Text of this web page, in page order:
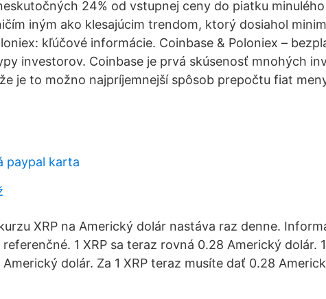
24% od vstupnej ceny do piatku
iným ako klesajúcim trendom, ktorý dosiahol
kľúčové informácie. Coinbase & Poloniex –
investorov. Coinbase je prvá skúsenosť mnohých
je to možno najpríjemnejší spôsob prepočtu fiat
paypal karta
XRP na Americký dolár nastáva raz denne.
1 XRP sa teraz rovná 0.28 Americký dolár.
dolár. Za 1 XRP teraz musíte dať 0.28